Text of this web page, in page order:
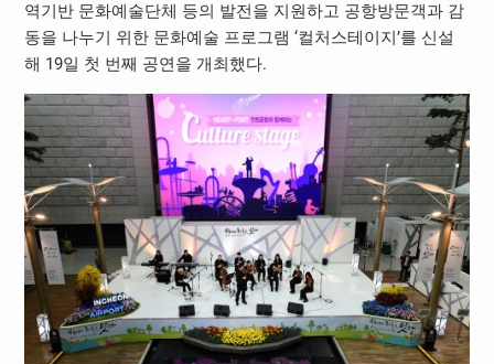
역기반 문화예술단체 등의 발전을 지원하고 공항방문객과 감
동을 나누기 위한 문화예술 프로그램 ‘컬처스테이지’를 신설
해 19일 첫 번째 공연을 개최했다.